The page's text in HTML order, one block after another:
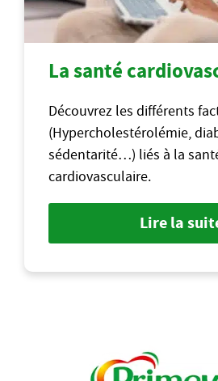
La santé
Découvrez les différents
(Hypercholestérolémie,
sédentarité…) liés à la
cardiovasculaire.
Lire la